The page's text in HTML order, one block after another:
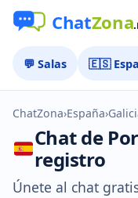
💬 Salas 🇪🇸
ChatZona›España›
Chat de
registro
Únete al chat